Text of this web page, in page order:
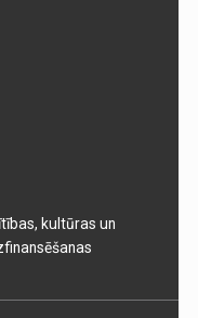
kultūras un